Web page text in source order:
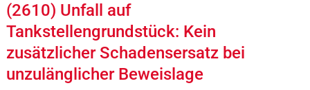
(2610) Unfall auf
Tankstellengrundstück: Kein
zusätzlicher Schadensersatz bei
unzulänglicher Beweislage